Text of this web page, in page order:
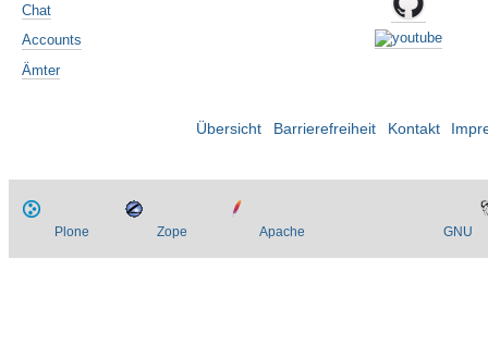
Chat
Accounts
Ämter
Übersicht Barrierefreiheit Kontakt
Plone Zope Apache GNU